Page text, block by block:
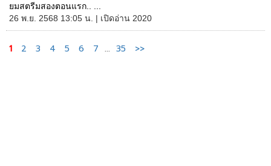
ยมสตรีมสองตอนแรก.. ...
26 พ.ย. 2568 13:05 น. | เปิดอ่าน 2020
1 2 3 4 5 6 7 ... 35 >>